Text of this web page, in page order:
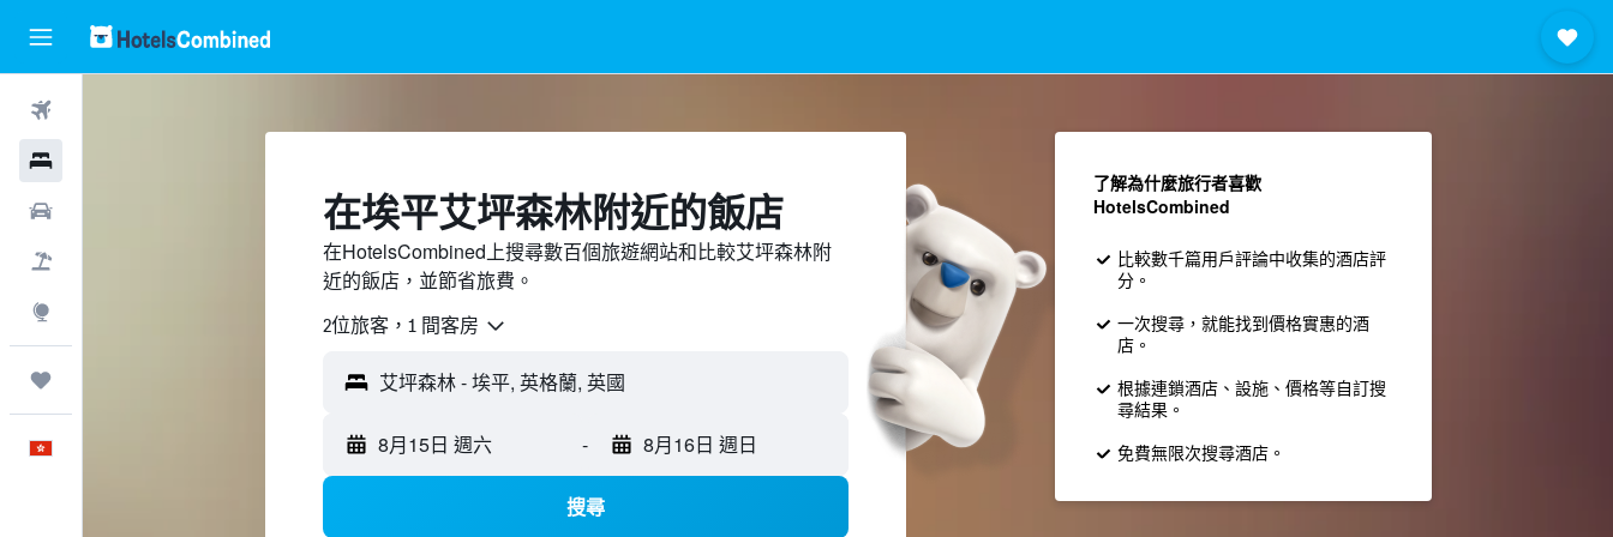
​在埃平艾坪森林附近​的飯店
在HotelsCombined上搜尋數百個旅遊網站和比較艾坪森林附
近的飯店，並節省旅費。
2位旅客，1 間客房
8月15日 週六 - 8月16日 週日
搜尋
了解為什麼旅行者喜歡
HotelsCombined
比較數千篇用戶評論中收集的酒店評
分。
一次搜尋，就能找到價格實惠的酒
店。
根據連鎖酒店、設施、價格等自訂搜
尋結果。
免費無限次搜尋酒店。